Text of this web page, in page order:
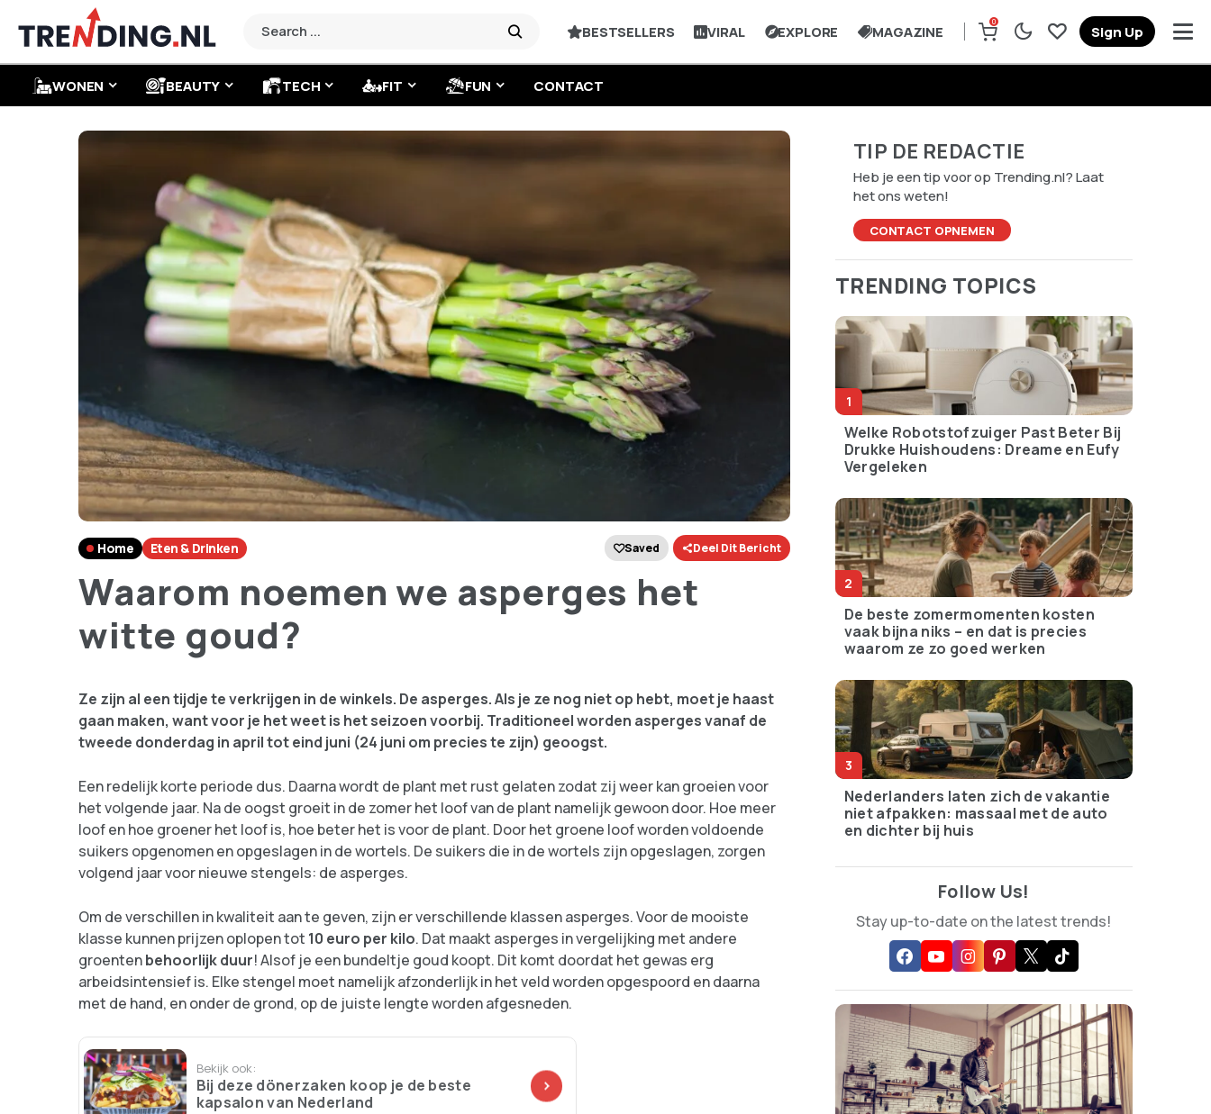
BESTSELLERS VIRAL EXPLORE MAGAZINE
0
Sign Up
WONEN BEAUTY TECH FIT FUN CONTACT
Home Eten & Drinken Saved Deel Dit Bericht
Waarom noemen we asperges het
witte goud?
Ze zijn al een tijdje te verkrijgen in de winkels. De asperges. Als je ze nog niet op hebt, moet je haast
gaan maken, want voor je het weet is het seizoen voorbij. Traditioneel worden asperges vanaf de
tweede donderdag in april tot eind juni (24 juni om precies te zijn) geoogst.
Een redelijk korte periode dus. Daarna wordt de plant met rust gelaten zodat zij weer kan groeien voor
het volgende jaar. Na de oogst groeit in de zomer het loof van de plant namelijk gewoon door. Hoe meer
loof en hoe groener het loof is, hoe beter het is voor de plant. Door het groene loof worden voldoende
suikers opgenomen en opgeslagen in de wortels. De suikers die in de wortels zijn opgeslagen, zorgen
volgend jaar voor nieuwe stengels: de asperges.
Om de verschillen in kwaliteit aan te geven, zijn er verschillende klassen asperges. Voor de mooiste
klasse kunnen prijzen oplopen tot 10 euro per kilo. Dat maakt asperges in vergelijking met andere
groentenbehoorlijk duur! Alsof je een bundeltje goud koopt. Dit komt doordat het gewas erg
arbeidsintensief is. Elke stengel moet namelijk afzonderlijk in het veld worden opgespoord en daarna
met de hand, en onder de grond, op de juiste lengte worden afgesneden.
Bekijk ook:
Bij deze dönerzaken koop je de beste
kapsalon van Nederland
TIP DE REDACTIE
Heb je een tip voor op Trending.nl? Laat
het ons weten!
CONTACT OPNEMEN
TRENDING TOPICS
Welke Robotstofzuiger Past Beter Bij
Drukke Huishoudens: Dreame en Eufy
Vergeleken
De beste zomermomenten kosten
vaak bijna niks – en dat is precies
waarom ze zo goed werken
Nederlanders laten zich de vakantie
niet afpakken: massaal met de auto
en dichter bij huis
Follow Us!
Stay up-to-date on the latest trends!